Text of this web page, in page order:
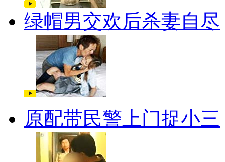
绿帽男交欢后杀妻自尽
原配带民警上门捉小三